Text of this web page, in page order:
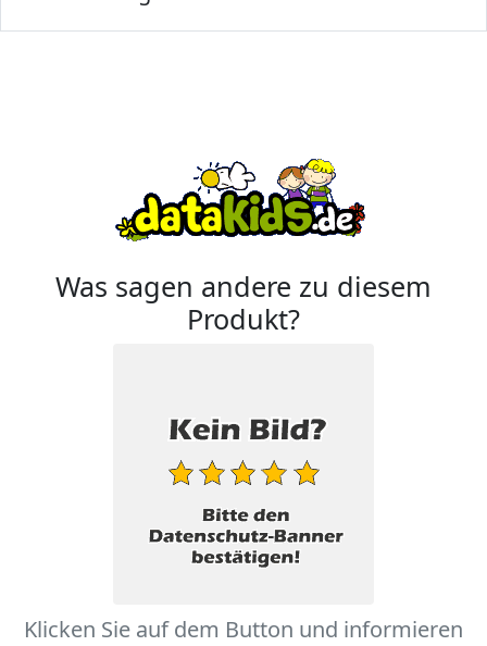
Was sagen andere zu diesem
Produkt?
Klicken Sie auf dem Button und informieren